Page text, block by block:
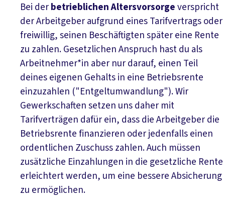
Bei derbetrieblichen Altersvorsorgeverspricht
der Arbeitgeber aufgrund eines Tarifvertrags oder
freiwillig, seinen Beschäftigten später eine Rente
zu zahlen. Gesetzlichen Anspruch hast du als
Arbeitnehmer*in aber nur darauf, einen Teil
deines eigenen Gehalts in eine Betriebsrente
einzuzahlen ("Entgeltumwandlung"). Wir
Gewerkschaften setzen uns daher mit
Tarifverträgen dafür ein, dass die Arbeitgeber die
Betriebsrente finanzieren oder jedenfalls einen
ordentlichen Zuschuss zahlen. Auch müssen
zusätzliche Einzahlungen in die gesetzliche Rente
erleichtert werden, um eine bessere Absicherung
zu ermöglichen.